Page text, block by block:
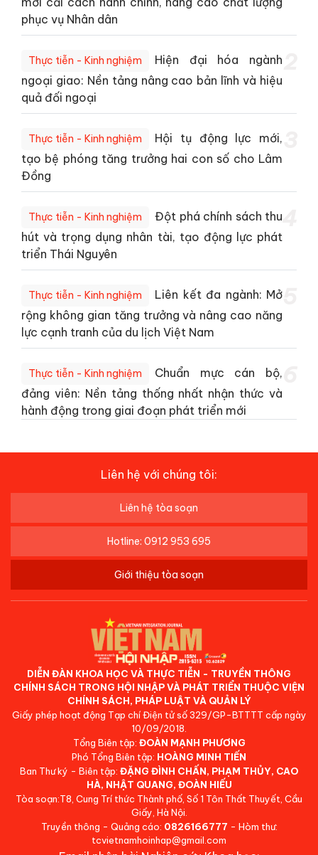
phục vụ Nhân dân
Thực tiễn - Kinh nghiệm
Hiện đại hóa ngành
ngoại giao: Nền tảng nâng cao bản lĩnh và hiệu
quả đối ngoại
Thực tiễn - Kinh nghiệm
Hội tụ động lực mới,
tạo bệ phóng tăng trưởng hai con số cho Lâm
Đồng
Thực tiễn - Kinh nghiệm
Đột phá chính sách thu
hút và trọng dụng nhân tài, tạo động lực phát
triển Thái Nguyên
Thực tiễn - Kinh nghiệm
Liên kết đa ngành: Mở
rộng không gian tăng trưởng và nâng cao năng
lực cạnh tranh của du lịch Việt Nam
Thực tiễn - Kinh nghiệm
Chuẩn mực cán bộ,
đảng viên: Nền tảng thống nhất nhận thức và
hành động trong giai đoạn phát triển mới
Liên hệ với chúng tôi:
Liên hệ tòa soạn
Hotline: 0912 953 695
Giới thiệu tòa soạn
DIỄN ĐÀN KHOA HỌC VÀ THỰC TIỄN - TRUYỀN THÔNG
CHÍNH SÁCH TRONG HỘI NHẬP VÀ PHÁT TRIỂN THUỘC VIỆN
CHÍNH SÁCH, PHÁP LUẬT VÀ QUẢN LÝ
Giấy phép hoạt động Tạp chí Điện tử số 329/GP-BTTTT cấp ngày
10/09/2018.
Tổng Biên tập: ĐOÀN MẠNH PHƯƠNG
Phó Tổng Biên tập: HOÀNG MINH TIẾN
Ban Thư ký - Biên tập: ĐẶNG ĐÌNH CHẤN, PHẠM THỦY, CAO
HÀ, NHẬT QUANG, ĐOÀN HIẾU
Tòa soạn:T8, Cung Trí thức Thành phố, Số 1 Tôn Thất Thuyết, Cầu
Giấy, Hà Nội.
Truyền thông - Quảng cáo: 0826166777 - Hòm thư:
tcvietnamhoinhap@gmail.com